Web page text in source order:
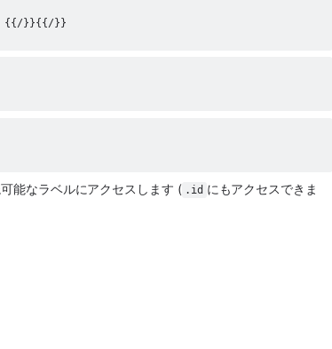
能なラベルにアクセスします ( .id にもアクセスできま